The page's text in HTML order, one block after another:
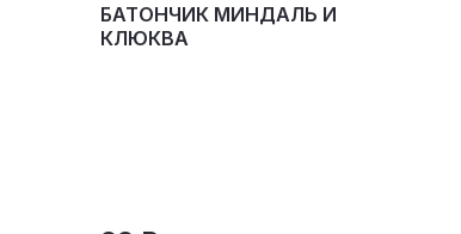
БАТОНЧИК МИНДАЛЬ И
КЛЮКВА